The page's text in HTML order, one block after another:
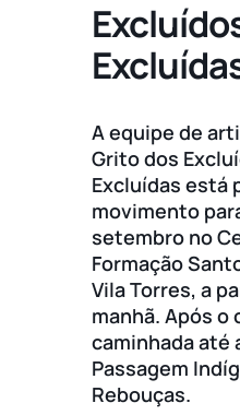
A equipe de
Grito dos
Excluídas está
movimento
setembro no
Formação
Vila Torres, a
manhã. Após o
caminhada até
Passagem
Rebouças.